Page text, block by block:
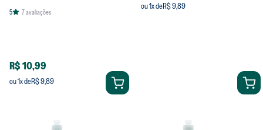
5 7avaliações
R$ 10,99
ou1x deR$ 9,89
ou1x deR$ 9,89